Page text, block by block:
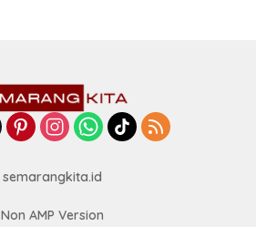
semarangkita.id
Non AMP Version